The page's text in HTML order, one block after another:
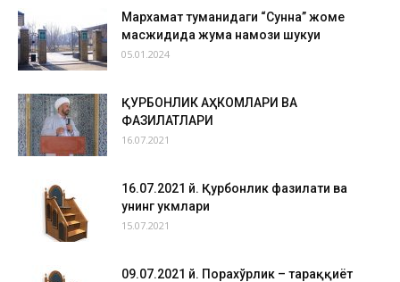
Мархамат туманидаги “Сунна” жоме
масжидида жума намози шукуҳи
05.01.2024
ҚУРБОНЛИК АҲКОМЛАРИ ВА
ФАЗИЛАТЛАРИ
16.07.2021
16.07.2021 й. Қурбонлик фазилати ва
унинг ҳукмлари
15.07.2021
09.07.2021 й. Порахўрлик – тараққиёт